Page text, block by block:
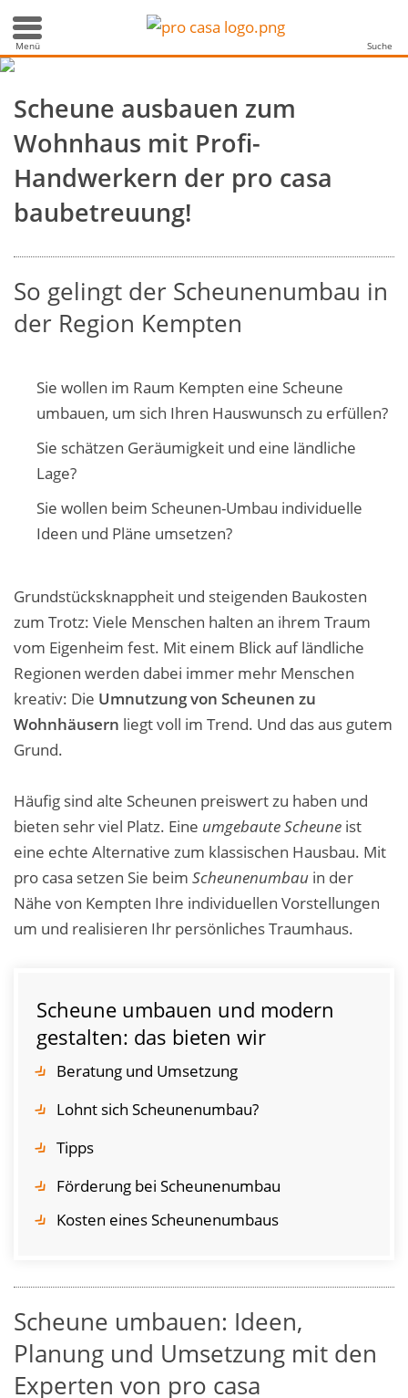
Menü
werden zu neuem Wohnraum
Scheune ausbauen zum
Wohnhaus mit Profi-
Handwerkern der pro casa
baubetreuung!
So gelingt der Scheunenumbau in
der Region Kempten
Sie wollen im Raum Kempten eine Scheune
umbauen, um sich Ihren Hauswunsch zu erfüllen?
Sie schätzen Geräumigkeit und eine ländliche
Lage?
Sie wollen beim Scheunen-Umbau individuelle
Ideen und Pläne umsetzen?
Grundstücksknappheit und steigenden Baukosten
zum Trotz: Viele Menschen halten an ihrem Traum
vom Eigenheim fest. Mit einem Blick auf ländliche
Regionen werden dabei immer mehr Menschen
kreativ: Die Umnutzung von Scheunen zu
Wohnhäusern liegt voll im Trend. Und das aus gutem
Grund.
Häufig sind alte Scheunen preiswert zu haben und
bieten sehr viel Platz. Eine umgebaute Scheune ist
eine echte Alternative zum klassischen Hausbau. Mit
pro casa setzen Sie beim Scheunenumbau in der
Nähe von Kempten Ihre individuellen Vorstellungen
um und realisieren Ihr persönliches Traumhaus.
Scheune umbauen und modern
gestalten: das bieten wir
Beratung und Umsetzung
Lohnt sich Scheunenumbau?
Tipps
Förderung bei Scheunenumbau
Kosten eines Scheunenumbaus
Scheune umbauen: Ideen,
Planung und Umsetzung mit den
Experten von pro casa